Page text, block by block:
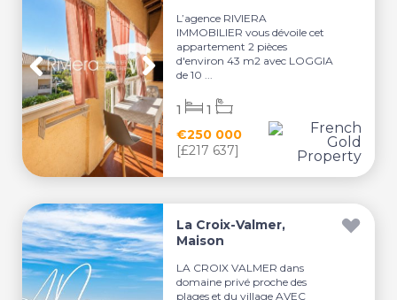
L’agence RIVIERA
IMMOBILIER vous dévoile cet
appartement 2 pièces
d'environ 43 m2 avec LOGGIA
de 10 ...
€250 000
[£217 637]
1 1
La Croix-Valmer,
Maison
LA CROIX VALMER dans
domaine privé proche des
plages et du village AVEC